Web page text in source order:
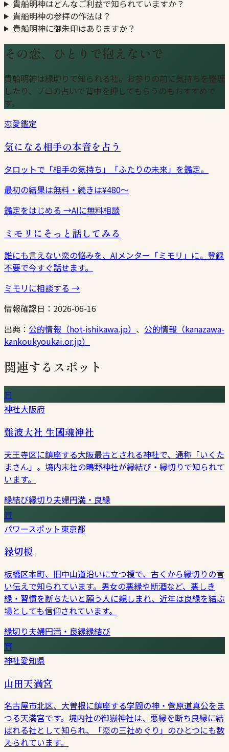
貴船明神はどんなご利益で知られていますか？
貴船明神の参拝の作法は？
貴船明神に御朱印はありますか？
その恋、ひとりで抱えないで
貴船明神は縁切りで知られる社。お参りの前に気持ちを整理
したり、プロの占いで背中を押してもらうのもおすすめで
す。
恋愛鑑定
気になる相手の本音を占う
タロットで「相手の気持ち」「ふたりの未来」を鑑定。
最初の結果は無料・続きは¥480〜
鑑定をはじめる →AIに無料相談
ミモリにそっと話してみる
誰にも言えない恋の悩みを、AIメンター「ミモリ」に。登録
不要で今すぐ話せます。
ミモリに相談する →
情報確認日： 2026-06-16
出典： 公的情報（hot-ishikawa.jp） 、 公的情報（kanazawa-
kankoukyoukai.or.jp）
関連するスポット
⛩
神社大阪府
難波大社 生國魂神社
天王寺区に鎮座する大阪最古とされる神社で、通称「いくた
まさん」。境内末社の鴫野神社が縁結び・縁切りで知られて
います。
縁結び縁切り夫婦円満・良縁
⛩
パワースポット東京都
縁切榎
板橋区本町、旧中山道沿いに立つ榎で、古くから縁切りの言
い伝えで知られています。男女の悪縁や断酒など、悪しき
縁・習慣を断ちたいと願う人に親しまれ、近年は良縁を結ぶ
場としても信仰されています。
縁切り夫婦円満・良縁縁結び
⛩
神社愛知県
山田天満宮
名古屋市北区、大曽根に鎮座する学問の神・菅原道真公をま
つる天満宮です。境内社の御嶽神社は、悪縁を断ち良縁に結
ばれる社として知られ、「恋の三社めぐり」のひとつにも数
えられています。